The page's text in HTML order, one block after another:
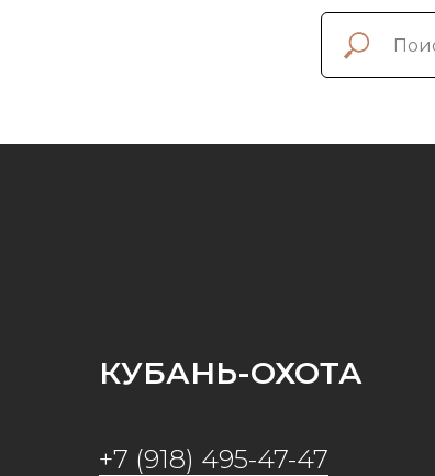
КУБАНЬ-ОХОТА
+7 (918) 495-47-47